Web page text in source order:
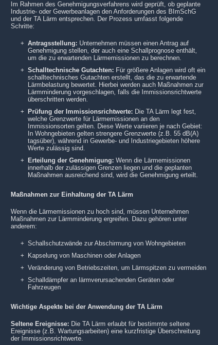
Im Rahmen des Genehmigungsverfahrens wird geprüft, ob geplante
Industrie- oder Gewerbeanlagen den Anforderungen des BImSchG
und der TA Lärm entsprechen. Der Prozess umfasst folgende
Schritte:
Antragsstellung: Unternehmen müssen einen Antrag auf
Genehmigung stellen, der auch eine Schallprognose enthält,
um die zu erwartenden Lärmemissionen zu berechnen.
Schalltechnische Gutachten: Für größere Anlagen wird oft ein
schalltechnisches Gutachten erstellt, das die zu erwartende
Lärmbelastung bewertet. Hierbei werden auch Maßnahmen zur
Lärmminderung vorgeschlagen, falls die Immissionsrichtwerte
überschritten werden.
Prüfung der Immissionsrichtwerte: Die TA Lärm legt fest,
welche Grenzwerte für Lärmemissionen an den
Immissionsorten gelten. Diese Werte variieren je nach Gebiet:
In Wohngebieten gelten strengere Grenzwerte (z.B. 55 dB(A)
tagsüber), während in Gewerbe- und Industriegebieten höhere
Werte zulässig sind.
Erteilung der Genehmigung: Wenn die Lärmemissionen
innerhalb der zulässigen Grenzen liegen und die geplanten
Maßnahmen ausreichend sind, wird die Genehmigung erteilt.
Maßnahmen zur Einhaltung der TA Lärm
Wenn die Lärmemissionen zu hoch sind, müssen Unternehmen
Maßnahmen zur Lärmminderung ergreifen. Dazu gehören unter
anderem:
Schallschutzwände zur Abschirmung von Wohngebieten
Kapselung von Maschinen oder Anlagen
Veränderung von Betriebszeiten, um Lärmspitzen zu vermeiden
Schalldämpfer an lärmverursachenden Geräten oder
Fahrzeugen
Wichtige Aspekte bei der Anwendung der TA Lärm
Seltene Ereignisse: Die TA Lärm erlaubt für bestimmte seltene
Ereignisse (z.B. Wartungsarbeiten) eine kurzfristige Überschreitung
der Immissionsrichtwerte.